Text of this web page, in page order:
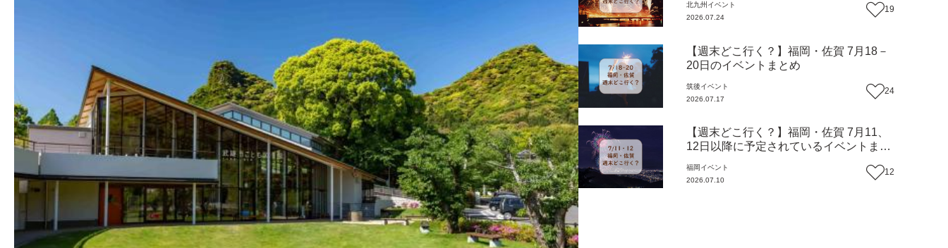
北九州 イベント
2026.07.24
19
【週末どこ行く？】福岡・佐賀 7月18－
20日のイベントまとめ
筑後イベント
2026.07.17
24
【週末どこ行く？】福岡・佐賀 7月11、
12日以降に予定されているイベントまと
福岡 イベント
2026.07.10
12